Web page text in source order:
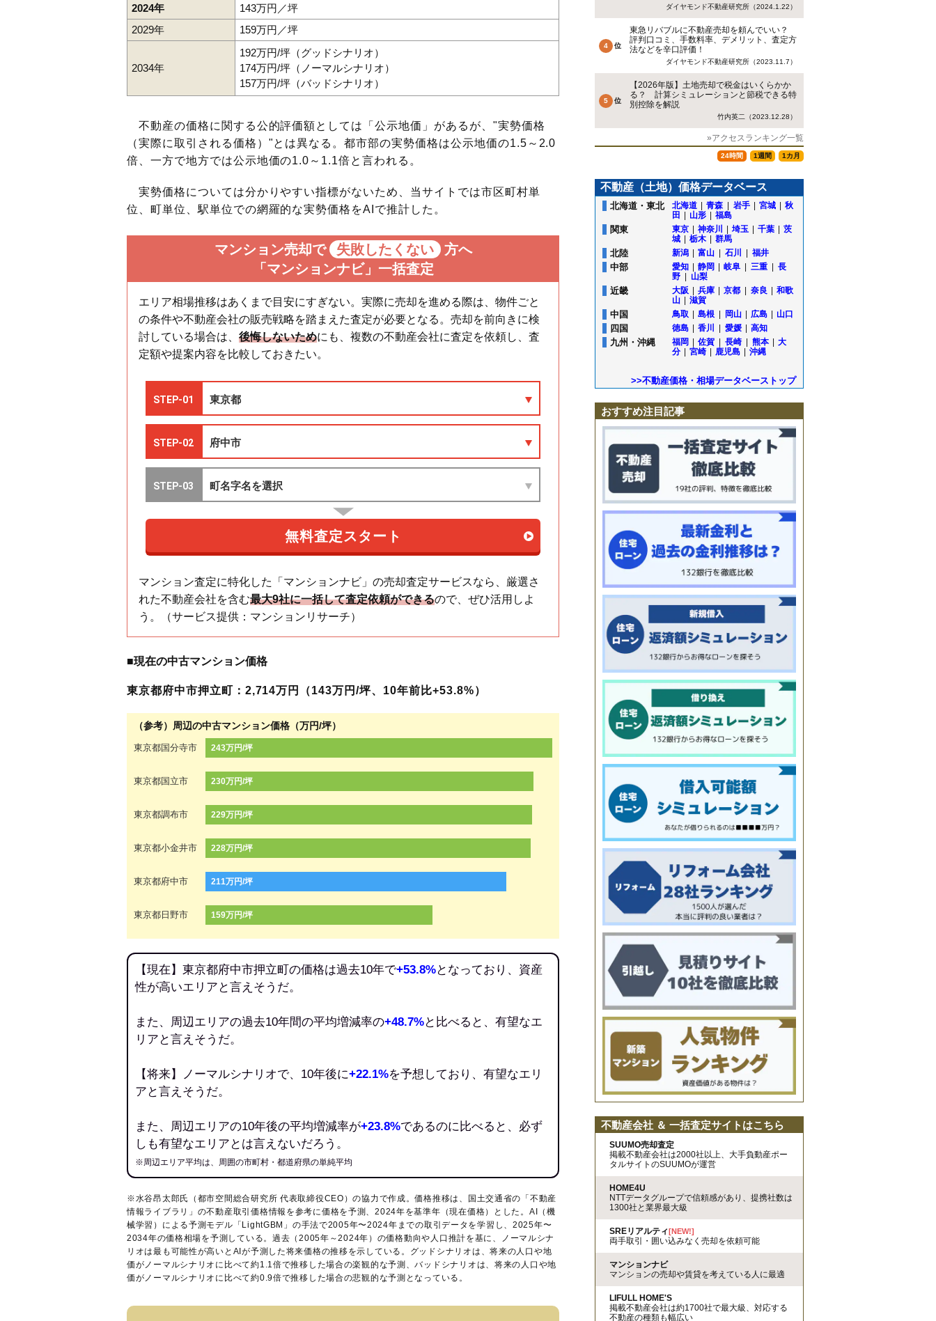
2024年
143万円／坪
2029年
159万円／坪
2034年
192万円/坪（グッドシナリオ）
174万円/坪（ノーマルシナリオ）
157万円/坪（バッドシナリオ）
不動産の価格に関する公的評価額としては「公示地価」があるが、"実勢価格
（実際に取引される価格）"とは異なる。都市部の実勢価格は公示地価の1.5～2.0
倍、一方で地方では公示地価の1.0～1.1倍と言われる。
実勢価格については分かりやすい指標がないため、当サイトでは市区町村単
位、町単位、駅単位での網羅的な実勢価格をAIで推計した。
マンション売却で 失敗したくない
方へ
「マンションナビ」一括査定
エリア相場推移はあくまで目安にすぎない。実際に売却を進める際は、物件ごと
の条件や不動産会社の販売戦略を踏まえた査定が必要となる。売却を前向きに検
討している場合は、 後悔しないためにも、複数の不動産会社に査定を依頼し、査
定額や提案内容を比較しておきたい。
マンション査定に特化した「マンションナビ」の売却査定サービスなら、厳選さ
れた不動産会社を含む最大9社に一括して査定依頼ができるので、ぜひ活用しよ
う。（サービス提供：マンションリサーチ）
■現在の中古マンション価格
東京都府中市押立町：2,714万円（143万円/坪、10年前比+53.8%）
（参考）周辺の中古マンション価格（万円/坪）
東京都国分寺市 243万円/坪
東京都国立市 230万円/坪
東京都調布市 229万円/坪
東京都小金井市 228万円/坪
東京都府中市 211万円/坪
東京都日野市 159万円/坪
【現在】東京都府中市押立町の価格は過去10年で+53.8%となっており、資産
性が高いエリアと言えそうだ。
また、周辺エリアの過去10年間の平均増減率の+48.7%と比べると、有望なエ
リアと言えそうだ。
【将来】ノーマルシナリオで、10年後に+22.1%を予想しており、有望なエリ
アと言えそうだ。
また、周辺エリアの10年後の平均増減率が+23.8%であるのに比べると、必ず
しも有望なエリアとは言えないだろう。
※周辺エリア平均は、周囲の市町村・都道府県の単純平均
※水谷昂太郎氏（都市空間総合研究所 代表取締役CEO）の協力で作成。価格推移は、国土交通省の「 不動産
情報ライブラリ 」の不動産取引価格情報を参考に価格を予測、2024年を基準年（現在価格）とした。AI（機
械学習）による予測モデル「LightGBM」の手法で2005年〜2024年までの取引データを学習し、2025年〜
2034年の価格相場を予測している。過去（2005年～2024年）の価格動向や人口推計を基に、ノーマルシナ
リオは最も可能性が高いとAIが予測した将来価格の推移を示している。グッドシナリオは、将来の人口や地
価がノーマルシナリオに比べて約1.1倍で推移した場合の楽観的な予測、バッドシナリオは、将来の人口や地
価がノーマルシナリオに比べて約0.9倍で推移した場合の悲観的な予測となっている。
朝日町押立町片町北山町寿町小柳町是政幸町栄町
西府町日鋼町
武蔵台
紅葉丘矢崎町四谷若松町
競艇場前駅
府中駅中河原駅
府中競馬正門前駅
ダイヤモンド不動産研究所（2024.1.22）
東急リバブルに不動産売却を頼んでいい？
評判口コミ、手数料率、デメリット、査定方
法などを辛口評価！
ダイヤモンド不動産研究所（2023.11.7）
【2026年版】土地売却で税金はいくらかか
る？ 計算シミュレーションと節税できる特
別控除を解説
竹内英二（2023.12.28）
»アクセスランキング一覧
24時間 1週間 1カ月
不動産（土地）価格データベース
北海道・東北 北海道 青森 岩手 宮城
秋
田
山形 福島
関東 東京 神奈川 埼玉 千葉
茨
城
栃木 群馬
北陸 新潟 富山 石川 福井
中部 愛知 静岡 岐阜 三重
長
野
山梨
近畿 大阪 兵庫 京都 奈良
和歌
山
滋賀
中国 鳥取 島根 岡山 広島 山口
四国 徳島 香川 愛媛 高知
九州・沖縄 福岡 佐賀 長崎 熊本
大
分
宮崎 鹿児島 沖縄
>>不動産価格・相場データベーストップ
おすすめ注目記事
不動産会社 ＆ 一括査定サイトはこちら
SUUMO売却査定
掲載不動産会社は2000社以上、大手負動産ポー
タルサイトのSUUMOが運営
HOME4U
NTTデータグループで信頼感があり、提携社数は
1300社と業界最大級
SREリアルティ[NEW!]
両手取引・囲い込みなく売却を依頼可能
マンションナビ
マンションの売却や賃貸を考えている人に最適
LIFULL HOME'S
掲載不動産会社は約1700社で最大級、対応する
不動産の種類も幅広い